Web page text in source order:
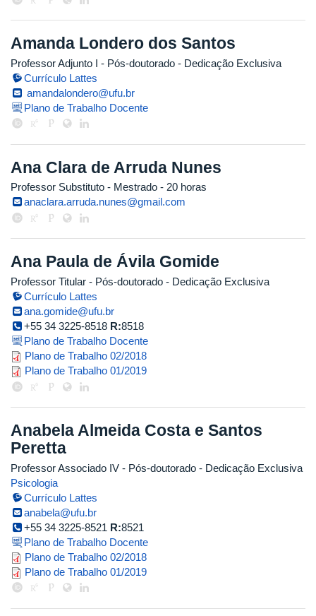
Amanda Londero dos Santos
Professor Adjunto I - Pós-doutorado - Dedicação Exclusiva
Currículo Lattes
amandalondero@ufu.br
Plano de Trabalho Docente
Ana Clara de Arruda Nunes
Professor Substituto - Mestrado - 20 horas
anaclara.arruda.nunes@gmail.com
Ana Paula de Ávila Gomide
Professor Titular - Pós-doutorado - Dedicação Exclusiva
Currículo Lattes
ana.gomide@ufu.br
+55 34 3225-8518 R:8518
Plano de Trabalho Docente
plano_anapaula.pdf
Plano de Trabalho 02/2018
Plano de Trabalho 01/2019
Anabela Almeida Costa e Santos
Peretta
Professor Associado IV - Pós-doutorado - Dedicação Exclusiva
Psicologia
Currículo Lattes
anabela@ufu.br
+55 34 3225-8521 R:8521
Plano de Trabalho Docente
plano_2018_2.pdf
Plano de Trabalho 02/2018
Plano de Trabalho 01/2019